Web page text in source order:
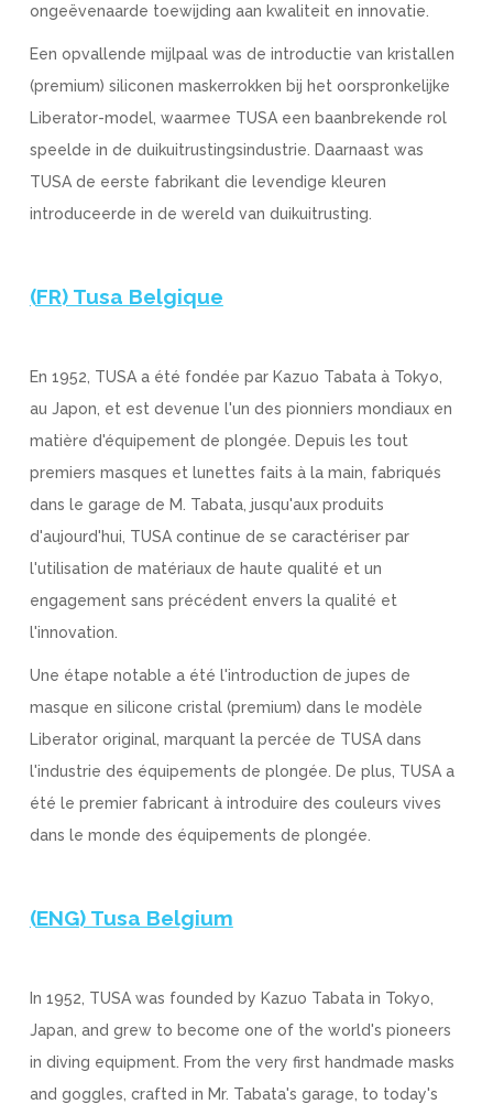
ongeëvenaarde toewijding aan kwaliteit en innovatie.
Een opvallende mijlpaal was de introductie van kristallen
(premium) siliconen maskerrokken bij het oorspronkelijke
Liberator-model, waarmee TUSA een baanbrekende rol
speelde in de duikuitrustingsindustrie. Daarnaast was
TUSA de eerste fabrikant die levendige kleuren
introduceerde in de wereld van duikuitrusting.
(FR) Tusa Belgique
En 1952, TUSA a été fondée par Kazuo Tabata à Tokyo,
au Japon, et est devenue l'un des pionniers mondiaux en
matière d'équipement de plongée. Depuis les tout
premiers masques et lunettes faits à la main, fabriqués
dans le garage de M. Tabata, jusqu'aux produits
d'aujourd'hui, TUSA continue de se caractériser par
l'utilisation de matériaux de haute qualité et un
engagement sans précédent envers la qualité et
l'innovation.
Une étape notable a été l'introduction de jupes de
masque en silicone cristal (premium) dans le modèle
Liberator original, marquant la percée de TUSA dans
l'industrie des équipements de plongée. De plus, TUSA a
été le premier fabricant à introduire des couleurs vives
dans le monde des équipements de plongée.
(ENG) Tusa Belgium
In 1952, TUSA was founded by Kazuo Tabata in Tokyo,
Japan, and grew to become one of the world's pioneers
in diving equipment. From the very first handmade masks
and goggles, crafted in Mr. Tabata's garage, to today's